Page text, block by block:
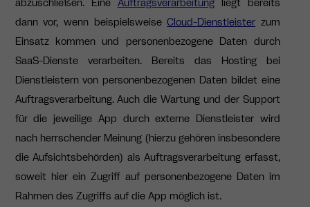
abzuschließen. Eine Auftragsverarbeitungliegt bereits
dann vor, wenn beispielsweiseCloud-Dienstleister zum
Einsatz kommen und personenbezogene Daten durch
SaaS-Dienste verarbeiten. Bereits das Hosting bei
Dienstleistern von personenbezogenen Daten bildet eine
Auftragsverarbeitung. Auch die Wartung und der Support
für die jeweilige App durch externe Dienstleister wird
nach herrschender Meinung (hierzu gehören insbesondere
die Aufsichtsbehörden) als Auftragsverarbeitung erfasst,
soweit hier ein Zugriff auf personenbezogene Daten im
Rahmen des Zugriffs auf die App möglich ist.